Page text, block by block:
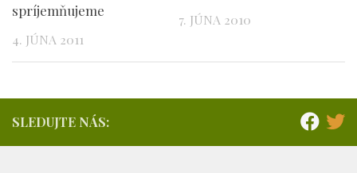
spríjemňujeme
4. JÚNA 2011
7. JÚNA 2010
SLEDUJTE NÁS: